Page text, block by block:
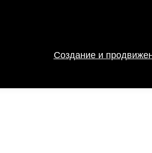
Создание и